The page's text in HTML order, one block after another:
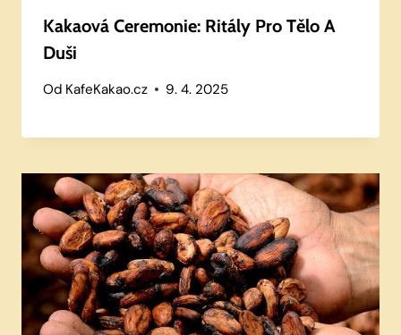
Kakaová Ceremonie: Ritály Pro Tělo A
Duši
Od KafeKakao.cz 9. 4. 2025